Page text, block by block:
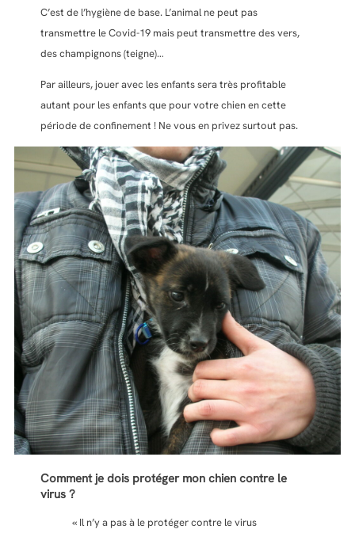
C’est de l’hygiène de base. L’animal ne peut pas
transmettre le Covid-19 mais peut transmettre des vers,
des champignons (teigne)…
Par ailleurs, jouer avec les enfants sera très profitable
autant pour les enfants que pour votre chien en cette
période de confinement ! Ne vous en privez surtout pas.
Comment je dois protéger mon chien contre le
virus ?
« Il n’y a pas à le protéger contre le virus